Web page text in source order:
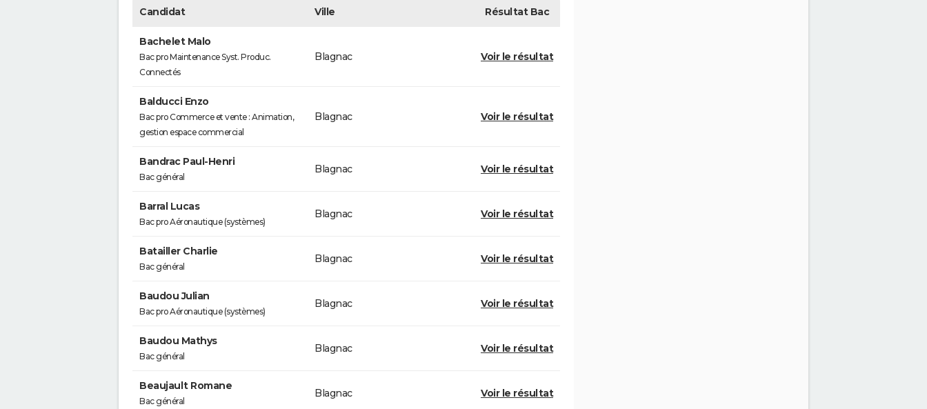
Candidat Ville RésultatBac
Bachelet Malo
Bac pro Maintenance Syst. Produc.
Connectés
Blagnac Voir le résultat
Balducci Enzo
Bac pro Commerce et vente : Animation,
gestion espace commercial
Blagnac Voir le résultat
Bandrac Paul-Henri
Bac général
Blagnac Voir le résultat
Barral Lucas
Bac pro Aéronautique (systèmes)
Blagnac Voir le résultat
Batailler Charlie
Bac général
Blagnac Voir le résultat
Baudou Julian
Bac pro Aéronautique (systèmes)
Blagnac Voir le résultat
Baudou Mathys
Bac général
Blagnac Voir le résultat
Beaujault Romane
Bac général
Blagnac Voir le résultat